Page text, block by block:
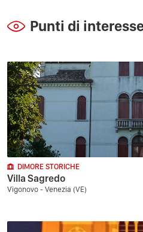
Punti di
DIMORE STORICHE
Villa Sagredo
Vigonovo - Venezia (VE)